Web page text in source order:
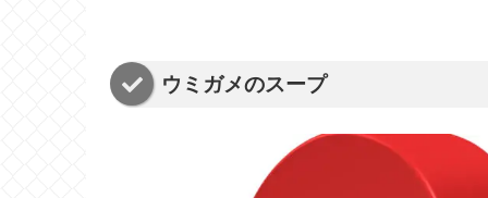
ウミガメのスープ